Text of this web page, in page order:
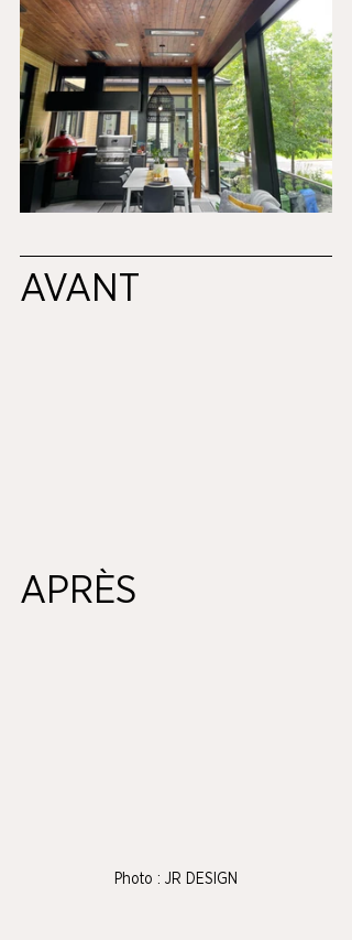
AVANT
APRÈS
Photo : JR DESIGN